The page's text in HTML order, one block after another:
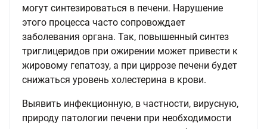
могут синтезироваться в печени. Нарушение
этого процесса часто сопровождает
заболевания органа. Так, повышенный синтез
триглицеридов при ожирении может привести к
жировому гепатозу, а при циррозе печени будет
снижаться уровень холестерина в крови.
Выявить инфекционную, в частности, вирусную,
природу патологии печени при необходимости